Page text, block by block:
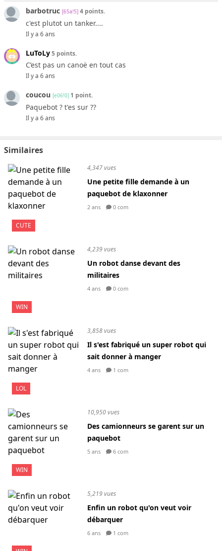
barbotruc [65a!5] 4 points.
c'est plutot un tanker....
Il y a 6 ans
LuToLy5 points.
C’est pas un canoë en tout cas
Il y a 6 ans
coucou [e06!0] 1 point.
Paquebot ? t'es sur ??
Il y a 6 ans
Similaires
CUTE
4,347 vues
Une petite fille demande à un
paquebot de klaxonner
2 ans 0 com
WIN
4,239 vues
Un robot danse devant des
militaires
4 ans 0 com
LOL
3,858 vues
Il s'est fabriqué un super robot qui
sait donner à manger
4 ans 1 com
WIN
10,950 vues
Des camionneurs se garent sur un
paquebot
5 ans 6 com
5,219 vues
Enfin un robot qu'on veut voir
débarquer
6 ans 1 com